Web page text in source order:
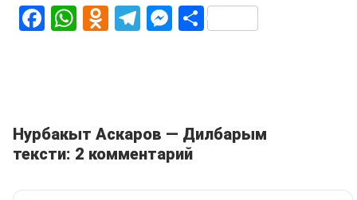
Facebook
WhatsApp
Odnoklassniki
Telegram
Messenger
Share
Нурбакыт Аскаров — Дилбарым
тексти: 2 комментарий